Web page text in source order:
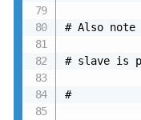
# Also
# slave is
#